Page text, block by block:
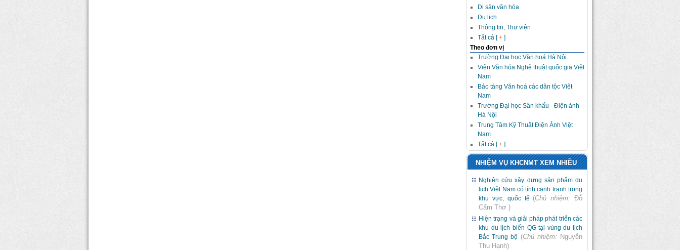
Di sản văn hóa
Du lịch
Thông tin, Thư viện
Tất cả [+ ]
Theo đơn vị
Trường Đại học Văn hoá Hà Nội
Viện Văn hóa Nghệ thuật quốc gia Việt
Nam
Bảo tàng Văn hoá các dân tộc Việt
Nam
Trường Đại học Sân khấu - Điện ảnh
Hà Nội
Trung Tâm Kỹ Thuật Điện Ảnh Việt
Nam
Tất cả [+ ]
NHIỆM VỤ KHCNMT XEM NHIỀU
Nghiên cứu xây dựng sản phẩm du
lịch Việt Nam có tính cạnh tranh trong
khu vực, quốc tế (Chủ nhiệm:
Đỗ
Cẩm Thơ )
Hiện trạng và giải pháp phát triển các
khu du lịch biển QG tại vùng du lịch
Bắc Trung bộ (Chủ nhiệm: Nguyễn
Thu Hạnh)